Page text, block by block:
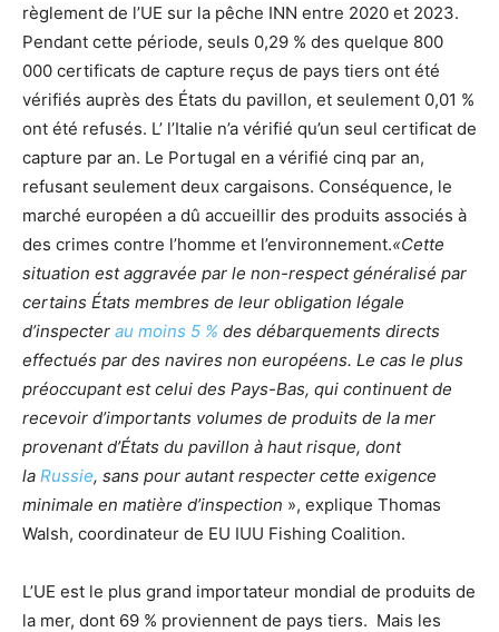
règlement de l’UE sur la pêche INN entre 2020 et 2023.
Pendant cette période, seuls 0,29 % des quelque 800
000 certificats de capture reçus de pays tiers ont été
vérifiés auprès des États du pavillon, et seulement 0,01 %
ont été refusés. L’ l’Italie n’a vérifié qu’un seul certificat de
capture par an. Le Portugal en a vérifié cinq par an,
refusant seulement deux cargaisons. Conséquence, le
marché européen a dû accueillir des produits associés à
des crimes contre l’homme et l’environnement.«Cette
situation est aggravée par le non-respect généralisé par
certains États membres de leur obligation légale
d’inspecter au moins 5 % des débarquements directs
effectués par des navires non européens. Le cas le plus
préoccupant est celui des Pays-Bas, qui continuent de
recevoir d’importants volumes de produits de la mer
provenant d’États du pavillon à haut risque, dont
la Russie, sans pour autant respecter cette exigence
minimale en matière d’inspection », explique Thomas
Walsh, coordinateur de EU IUU Fishing Coalition.
L’UE est le plus grand importateur mondial de produits de
la mer, dont 69 % proviennent de pays tiers. Mais les